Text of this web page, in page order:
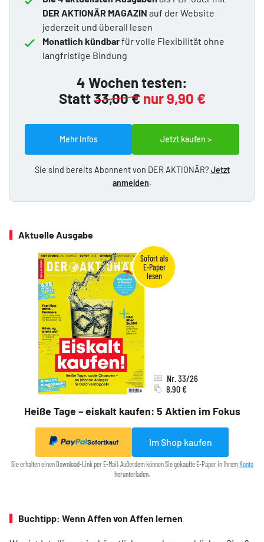
DER AKTIONÄR MAGAZIN auf der Website
jederzeit und überall lesen
Monatlich kündbarfür volle Flexibilität ohne
langfristige Bindung
4 Wochen testen:
Statt33,00 € nur 9,90 €
Mehr Infos Jetzt kaufen >
Sie sind bereits Abonnent von DER AKTIONÄR? Jetzt
anmelden.
Aktuelle Ausgabe
Heiße Tage – eiskalt kaufen: 5 Aktien im Fokus
Nr. 33/26
8,90 €
Sofortkauf Im Shop kaufen
Sie erhalten einen Download-Link per E-Mail. Außerdem können Sie gekaufte E-Paper in Ihrem Konto
herunterladen.
Buchtipp: Wenn Affen von Affen lernen